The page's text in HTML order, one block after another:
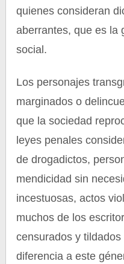
quienes consideran
aberrantes, que es la
social.
Los personajes
marginados o
que la sociedad
leyes penales
de drogadictos,
mendicidad sin
incestuosas, actos
muchos de los
censurados y
diferencia a este